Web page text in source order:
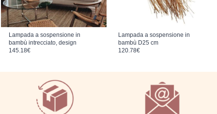
Lampada a sospensione in
bambù intrecciato, design
145.18€
Lampada a sospensione in
bambù D25 cm
120.78€